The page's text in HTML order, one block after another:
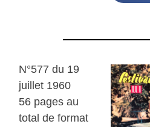
N°577 du 19
juillet 1960
56 pages au
total de format